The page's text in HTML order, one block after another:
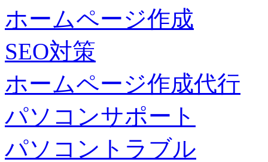
ホームページ作成
SEO対策
ホームページ作成代行
パソコンサポート
パソコントラブル